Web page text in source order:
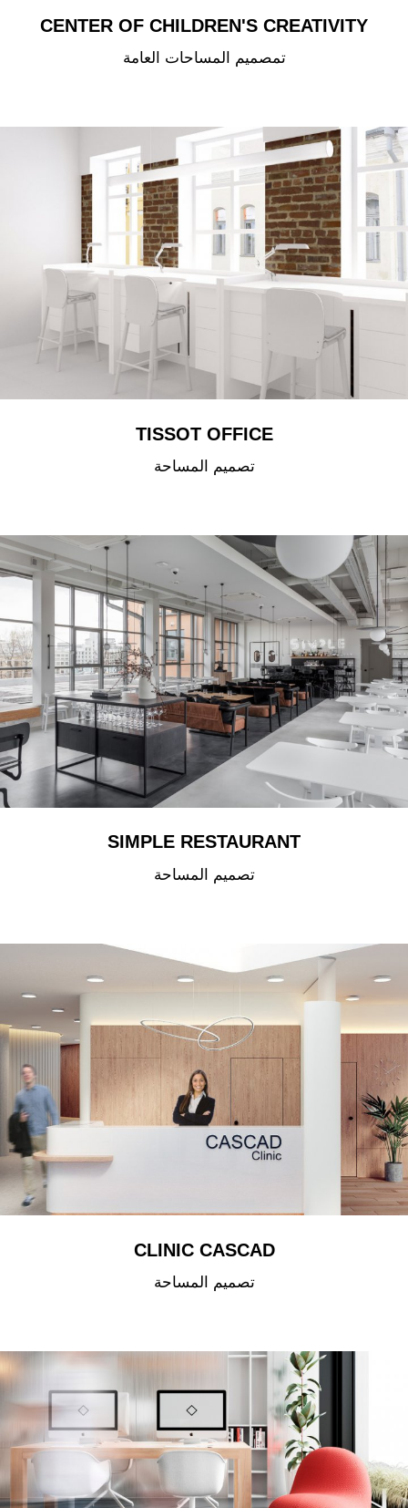
CENTER OF CHILDREN'S CREATIVITY
تمصميم المساحات العامة
TISSOT OFFICE
تصميم المساحة
SIMPLE RESTAURANT
تصميم المساحة
CLINIC CASCAD
تصميم المساحة